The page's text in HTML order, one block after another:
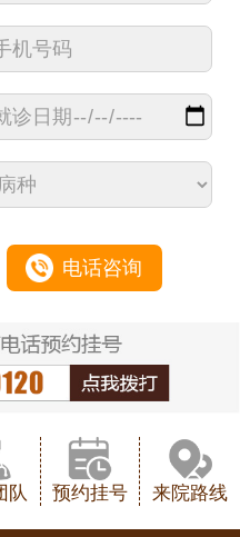
电话咨询
队 预约挂号 来院路线